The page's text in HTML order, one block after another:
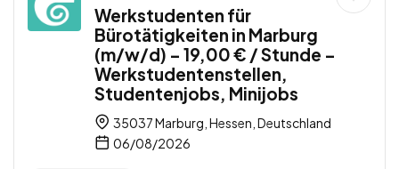
Werkstudenten für
Bürotätigkeiten in Marburg
(m/w/d) – 19,00 € / Stunde –
Werkstudentenstellen,
Studentenjobs, Minijobs
35037 Marburg, Hessen, Deutschland
06/08/2026